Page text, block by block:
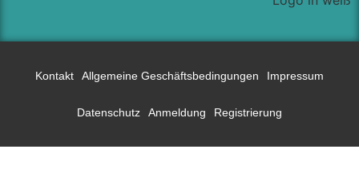
Kontakt Allgemeine Geschäftsbedingungen Impressum
Datenschutz Anmeldung Registrierung